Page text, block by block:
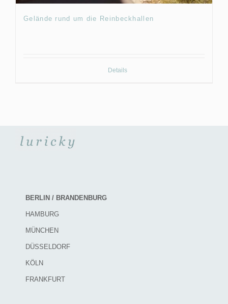
Gelände rund um die Reinbeckhallen
Details
BERLIN / BRANDENBURG
HAMBURG
MÜNCHEN
DÜSSELDORF
KÖLN
FRANKFURT